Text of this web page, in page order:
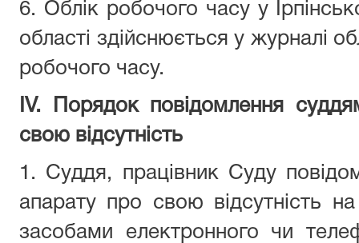
6. Облік робочого часу у
області здійснюється у журналі
робочого часу.
ІV. Порядок повідомлення
свою відсутність
1. Суддя, працівник Суду
апарату про свою відсутність
засобами електронного чи